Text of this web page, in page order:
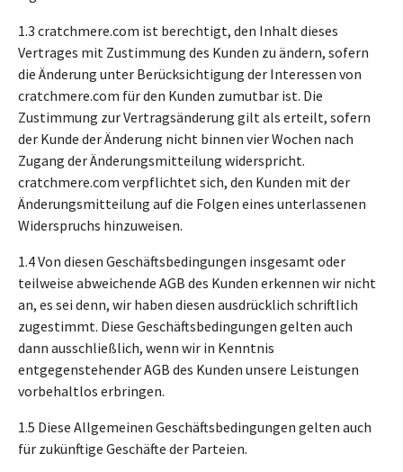
1.3 cratchmere.com ist berechtigt, den Inhalt dieses
Vertrages mit Zustimmung des Kunden zu ändern, sofern
die Änderung unter Berücksichtigung der Interessen von
cratchmere.com für den Kunden zumutbar ist. Die
Zustimmung zur Vertragsänderung gilt als erteilt, sofern
der Kunde der Änderung nicht binnen vier Wochen nach
Zugang der Änderungsmitteilung widerspricht.
cratchmere.com verpflichtet sich, den Kunden mit der
Änderungsmitteilung auf die Folgen eines unterlassenen
Widerspruchs hinzuweisen.
1.4 Von diesen Geschäftsbedingungen insgesamt oder
teilweise abweichende AGB des Kunden erkennen wir nicht
an, es sei denn, wir haben diesen ausdrücklich schriftlich
zugestimmt. Diese Geschäftsbedingungen gelten auch
dann ausschließlich, wenn wir in Kenntnis
entgegenstehender AGB des Kunden unsere Leistungen
vorbehaltlos erbringen.
1.5 Diese Allgemeinen Geschäftsbedingungen gelten auch
für zukünftige Geschäfte der Parteien.